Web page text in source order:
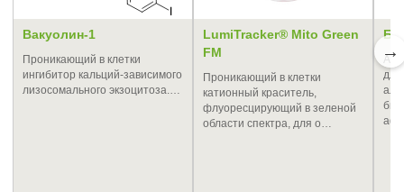
Вакуолин-1
Проникающий в клетки
ингибитор кальций-зависимого
лизосомального экзоцитоза.…
LumiTracker® Mito Green
FM
Проникающий в клетки
катионный краситель,
флуоресцирующий в зеленой
области спектра, для о…
→